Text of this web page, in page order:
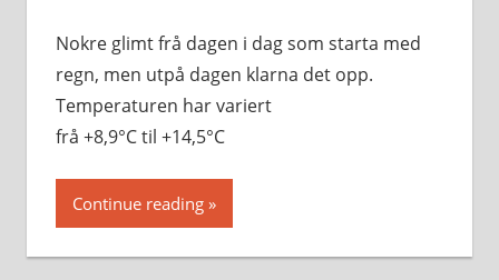
Nokre glimt frå dagen i dag som starta med
regn, men utpå dagen klarna det opp.
Temperaturen har variert
frå +8,9°C til +14,5°C
Continue reading